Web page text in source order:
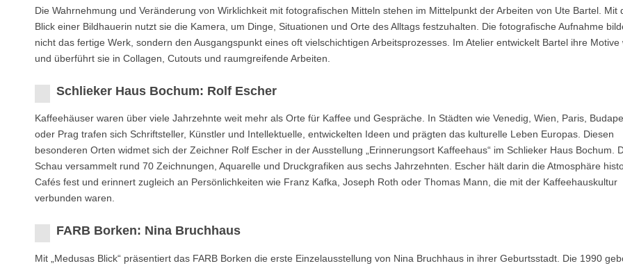
Die Wahrnehmung und Veränderung von Wirklichkeit mit fotografischen Mitteln stehen im Mittelpunkt der Arbeiten von Ute Bartel. Mit
Blick einer Bildhauerin nutzt sie die Kamera, um Dinge, Situationen und Orte des Alltags festzuhalten. Die fotografische Aufnahme
nicht das fertige Werk, sondern den Ausgangspunkt eines oft vielschichtigen Arbeitsprozesses. Im Atelier entwickelt Bartel ihre Motive
und überführt sie in Collagen, Cutouts und raumgreifende Arbeiten.
Schlieker Haus Bochum: Rolf Escher
Kaffeehäuser waren über viele Jahrzehnte weit mehr als Orte für Kaffee und Gespräche. In Städten wie Venedig, Wien, Paris,
oder Prag trafen sich Schriftsteller, Künstler und Intellektuelle, entwickelten Ideen und prägten das kulturelle Leben Europas. Diesen
besonderen Orten widmet sich der Zeichner Rolf Escher in der Ausstellung „Erinnerungsort Kaffeehaus“ im Schlieker Haus Bochum.
Schau versammelt rund 70 Zeichnungen, Aquarelle und Druckgrafiken aus sechs Jahrzehnten. Escher hält darin die Atmosphäre
Cafés fest und erinnert zugleich an Persönlichkeiten wie Franz Kafka, Joseph Roth oder Thomas Mann, die mit der Kaffeehauskultur
verbunden waren.
FARB Borken: Nina Bruchhaus
Mit „Medusas Blick“ präsentiert das FARB Borken die erste Einzelausstellung von Nina Bruchhaus in ihrer Geburtsstadt. Die 1990